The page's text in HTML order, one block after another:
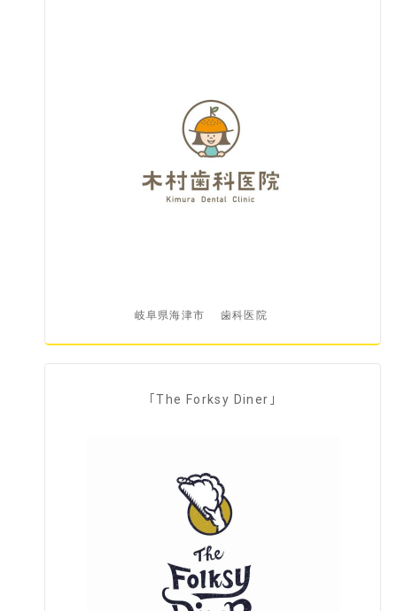
岐阜県海津市 歯科医院
｢The Forksy Diner｣